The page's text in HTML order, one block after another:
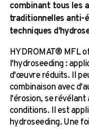
combinant tous les
traditionnelles anti-
techniques
HYDROMAT® MFL
l'hydroseeding :
d'œuvre réduits. Il
combinaison avec
l'érosion, se révélant
conditions. Il est
hydroseeding. Une